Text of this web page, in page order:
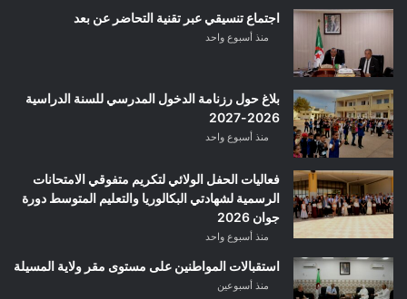
اجتماع تنسيقي عبر تقنية التحاضر عن بعد
منذ أسبوع واحد
بلاغ حول رزنامة الدخول المدرسي للسنة الدراسية
2026-2027
منذ أسبوع واحد
فعاليات الحفل الولائي لتكريم متفوقي الامتحانات
الرسمية لشهادتي البكالوريا والتعليم المتوسط دورة
جوان 2026
منذ أسبوع واحد
استقبالات المواطنين على مستوى مقر ولاية المسيلة
منذ أسبوعين